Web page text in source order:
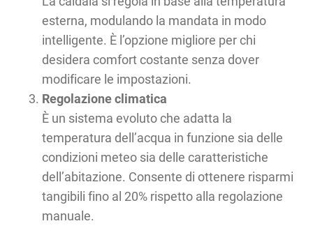
esterna, modulando la mandata in modo
intelligente. È l’opzione migliore per chi
desidera comfort costante senza dover
modificare le impostazioni.
Regolazione climatica
È un sistema evoluto che adatta la
temperatura dell’acqua in funzione sia delle
condizioni meteo sia delle caratteristiche
dell’abitazione. Consente di ottenere risparmi
tangibili fino al 20% rispetto alla regolazione
manuale.